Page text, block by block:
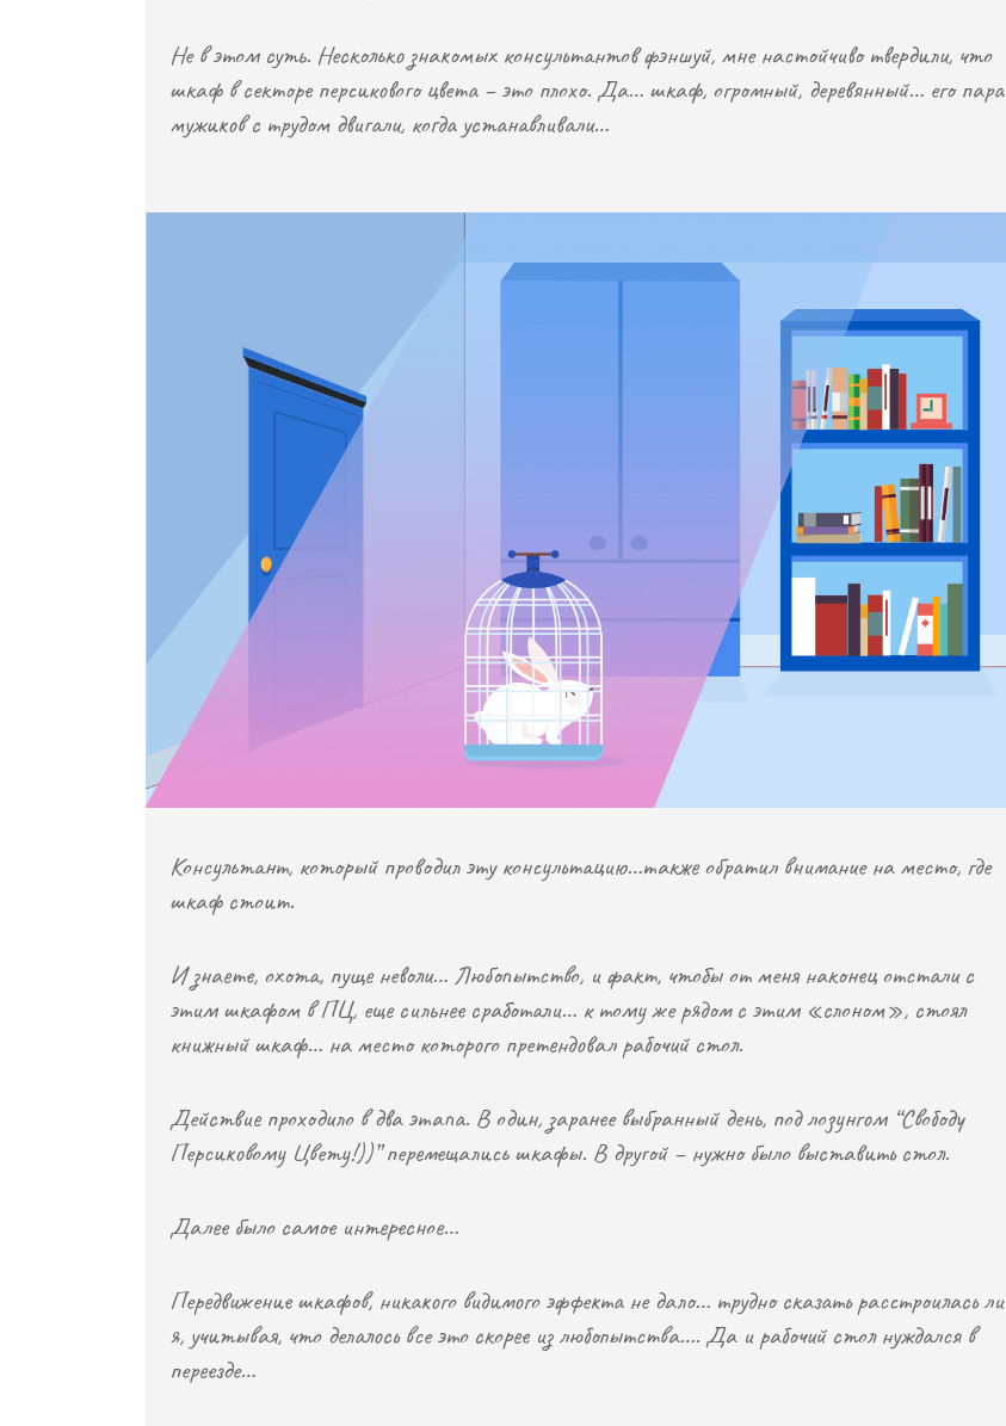
Не в этом суть. Несколько знакомых консультантов фэншуй, мне настойчиво твердили, что
шкаф в секторе персикового цвета – это плохо. Да… шкаф, огромный, деревянный… его пара
мужиков с трудом двигали, когда устанавливали…
Консультант, который проводил эту консультацию…также обратил внимание на место, где
шкаф стоит.
И знаете, охота, пуще неволи… Любопытство, и факт, чтобы от меня наконец отстали с
этим шкафом в ПЦ, еще сильнее сработали… к тому же рядом с этим «слоном», стоял
книжный шкаф… на место которого претендовал рабочий стол.
Действие проходило в два этапа. В один, заранее выбранный день, под лозунгом “Свободу
Персиковому Цвету!))” перемещались шкафы. В другой – нужно было выставить стол.
Далее было самое интересное…
Передвижение шкафов, никакого видимого эффекта не дало… трудно сказать расстроилась ли
я, учитывая, что делалось все это скорее из любопытства…. Да и рабочий стол нуждался в
переезде…